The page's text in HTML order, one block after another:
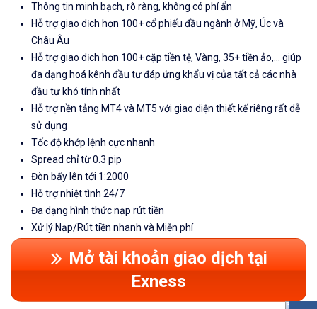
Thông tin minh bạch, rõ ràng, không có phí ẩn
Hỗ trợ giao dịch hơn 100+ cổ phiếu đầu ngành ở Mỹ, Úc và
Châu Âu
Hỗ trợ giao dịch hơn 100+ cặp tiền tệ, Vàng, 35+ tiền ảo,... giúp
đa dạng hoá kênh đầu tư đáp ứng khẩu vị của tất cả các nhà
đầu tư khó tính nhất
Hỗ trợ nền tảng MT4 và MT5 với giao diện thiết kế riêng rất dễ
sử dụng
Tốc độ khớp lệnh cực nhanh
Spread chỉ từ 0.3 pip
Đòn bẩy lên tới 1:2000
Hỗ trợ nhiệt tình 24/7
Đa dạng hình thức nạp rút tiền
Xử lý Nạp/Rút tiền nhanh và Miễn phí
Mở tài khoản giao dịch tại
Exness